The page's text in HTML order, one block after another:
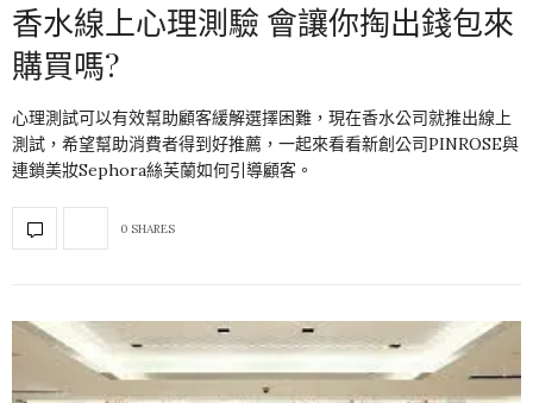
香水線上心理測驗 會讓你掏出錢包來
購買嗎?
心理測試可以有效幫助顧客緩解選擇困難，現在香水公司就推出線上
測試，希望幫助消費者得到好推薦，一起來看看新創公司PINROSE與
連鎖美妝Sephora絲芙蘭如何引導顧客。
0 SHARES